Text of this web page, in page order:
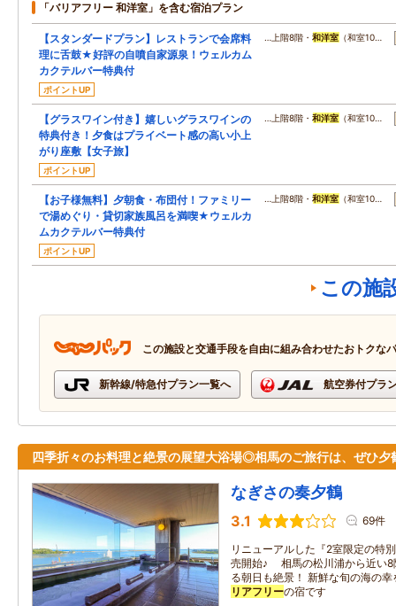
「バリアフリー 和洋室」を含む宿泊プラン
【スタンダードプラン】レストランで会席料
理に舌鼓★好評の自噴自家源泉！ウェルカム
カクテルバー特典付
ポイントUP
…上階8階・和洋室 （和室10…
【グラスワイン付き】嬉しいグラスワインの
特典付き！夕食はプライベート感の高い小上
がり座敷【女子旅】
ポイントUP
…上階8階・和洋室 （和室10…
【お子様無料】夕朝食・布団付！ファミリー
で湯めぐり・貸切家族風呂を満喫★ウェルカ
ムカクテルバー特典付
ポイントUP
…上階8階・和洋室 （和室10…
この施
この施設と交通手段を自由に組み合わせたおトクな
新幹線/特急付プラン一覧へ 航空券付プラ
四季折々のお料理と絶景の展望大浴場◎相馬のご旅行は、ぜひ夕
なぎさの奏夕鶴
3.1 69件
リニューアルした『2室限定の特別
売開始♪ 相馬の松川浦から近い8
る朝日も絶景！ 新鮮な旬の海の
リアフリーの宿です